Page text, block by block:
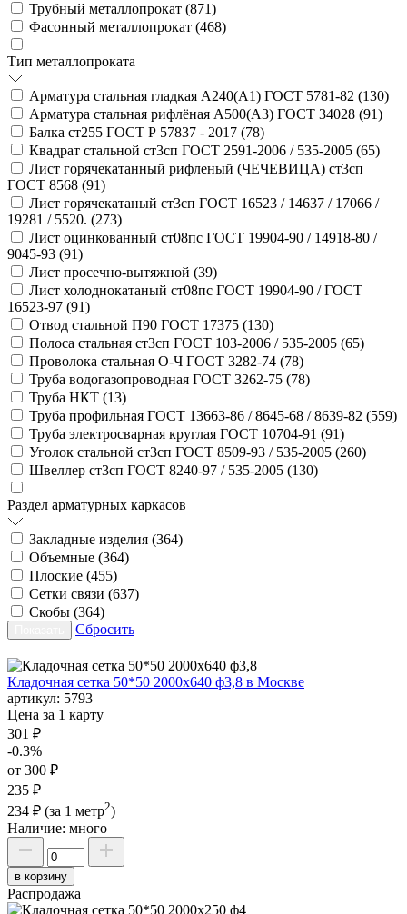
Трубный металлопрокат (871)
Фасонный металлопрокат (468)
Тип металлопроката
Арматура стальная гладкая А240(А1) ГОСТ 5781-82 (130)
Арматура стальная рифлёная А500(А3) ГОСТ 34028 (91)
Балка ст255 ГОСТ Р 57837 - 2017 (78)
Квадрат стальной ст3сп ГОСТ 2591-2006 / 535-2005 (65)
Лист горячекатанный рифленый (ЧЕЧЕВИЦА) ст3сп
ГОСТ 8568 (91)
Лист горячекатаный ст3сп ГОСТ 16523 / 14637 / 17066 /
19281 / 5520. (273)
Лист оцинкованный ст08пс ГОСТ 19904-90 / 14918-80 /
9045-93 (91)
Лист просечно-вытяжной (39)
Лист холоднокатаный ст08пс ГОСТ 19904-90 / ГОСТ
16523-97 (91)
Отвод стальной П90 ГОСТ 17375 (130)
Полоса стальная ст3сп ГОСТ 103-2006 / 535-2005 (65)
Проволока стальная О-Ч ГОСТ 3282-74 (78)
Труба водогазопроводная ГОСТ 3262-75 (78)
Труба НКТ (13)
Труба профильная ГОСТ 13663-86 / 8645-68 / 8639-82 (559)
Труба электросварная круглая ГОСТ 10704-91 (91)
Уголок стальной ст3сп ГОСТ 8509-93 / 535-2005 (260)
Швеллер ст3сп ГОСТ 8240-97 / 535-2005 (130)
Раздел арматурных каркасов
Закладные изделия (364)
Объемные (364)
Плоские (455)
Сетки связи (637)
Скобы (364)
Сбросить
Кладочная сетка 50*50 2000х640 ф3,8 в Москве
артикул: 5793
Цена за 1 карту
301 ₽
-0.3%
от 300 ₽
235 ₽
234 ₽ (за 1 метр2)
Наличие: много
в корзину
Распродажа